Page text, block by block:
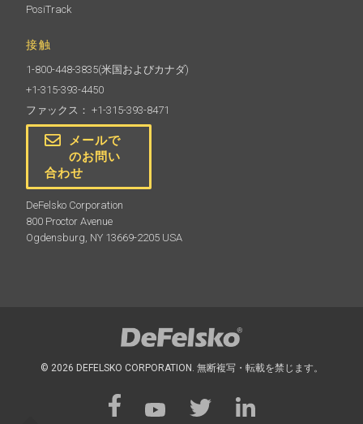
PosiTrack
接触
1-800-448-3835(米国およびカナダ)
+1-315-393-4450
ファックス： +1-315-393-8471
メールで
のお問い
合わせ
DeFelsko Corporation
800 Proctor Avenue
Ogdensburg, NY 13669-2205 USA
© 2026 DEFELSKO CORPORATION. 無断複写・転載を禁じます。